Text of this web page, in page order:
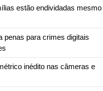
estão endividadas mesmo
penas para crimes digitais
inédito nas câmeras e